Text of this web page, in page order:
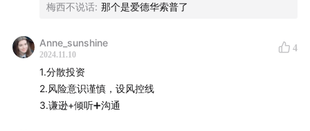
记录下群星闪耀时的吉光片羽
📁 文件夹
跑师象限：用来归纳投资大师风格的分析框架。它通过二
梅西不说话: 那个是爱德华索普了
Anne_sunshine
2024.11.10
4
1.分散投资
2.风险意识谨慎，设风控线
3.谦逊+倾听➕沟通